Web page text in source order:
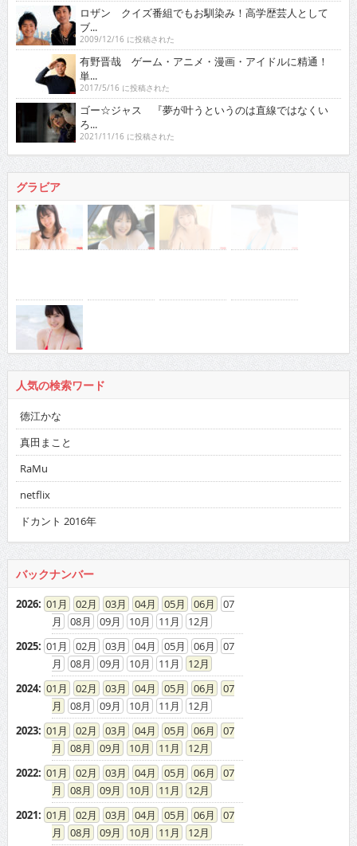
ロザン クイズ番組でもお馴染み！高学歴芸人として
ブ...
2009/12/16 に投稿された
有野晋哉 ゲーム・アニメ・漫画・アイドルに精通！
単...
2017/5/16 に投稿された
ゴー☆ジャス 『夢が叶うというのは直線ではなくい
ろ...
2021/11/16 に投稿された
グラビア
人気の検索ワード
徳江かな
真田まこと
RaMu
netflix
ドカント 2016年
バックナンバー
2026: 01 02 03 04 05 06
07
08
09 10 11
12
2025: 01 02 03 04 05 06
07
08
09 10 11
12
2024: 01 02 03 04 05 06
07
08
09 10 11
12
2023: 01 02 03 04 05 06
07
08
09 10 11
12
2022: 01 02 03 04 05 06
07
08
09 10 11
12
2021: 01 02 03 04 05 06
07
08
09 10 11
12